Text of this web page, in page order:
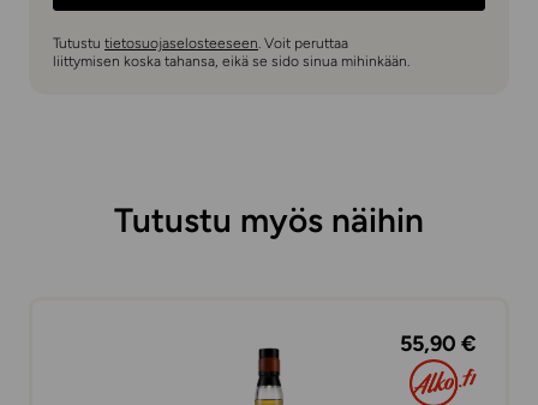
Tutustu tietosuojaselosteeseen. Voit peruttaa
liittymisen koska tahansa, eikä se sido sinua mihinkään.
Tutustu myös näihin
55,90 €